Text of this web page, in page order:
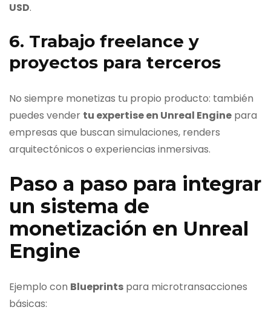
USD.
6. Trabajo freelance y
proyectos para terceros
No siempre monetizas tu propio producto: también
puedes vender tu expertise en Unreal Engine para
empresas que buscan simulaciones, renders
arquitectónicos o experiencias inmersivas.
Paso a paso para integrar
un sistema de
monetización en Unreal
Engine
Ejemplo con Blueprints para microtransacciones
básicas: